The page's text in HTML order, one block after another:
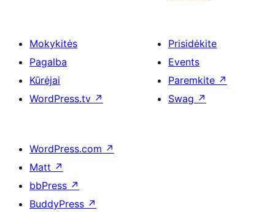
Mokykitės
Pagalba
Kūrėjai
WordPress.tv ↗
Prisidėkite
Events
Paremkite ↗
Swag ↗
WordPress.com ↗
Matt ↗
bbPress ↗
BuddyPress ↗